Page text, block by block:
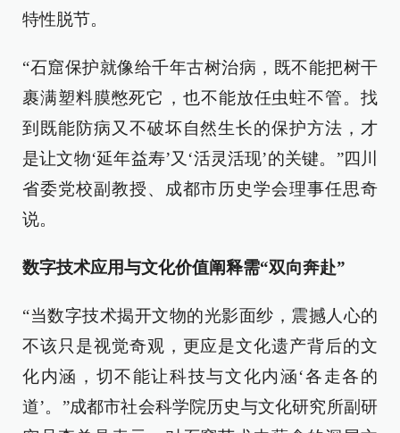
特性脱节。
“石窟保护就像给千年古树治病，既不能把树干
裹满塑料膜憋死它‌，也不能放任虫蛀不管。找
到既能防病又不破坏自然生长的保护方法，才
是让文物‘延年益寿’又‘活灵活现’的关键。‌”四川
省委党校副教授、成都市历史学会理事任思奇
说。
数字技术应用与文化价值阐释需“双向奔赴”
“当数字技术揭开文物的光影面纱，震撼人心的
不该只是视觉奇观，更应是文化遗产背后的文
化内涵，切不能让科技与文化内涵‘各走各的
道’。”成都市社会科学院历史与文化研究所副研